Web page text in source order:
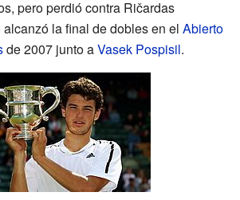
pero perdió contra Ričardas
la final de dobles en el Abierto
de 2007 junto aVasek Pospisil.